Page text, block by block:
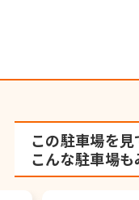
この駐車場を
こんな駐車場